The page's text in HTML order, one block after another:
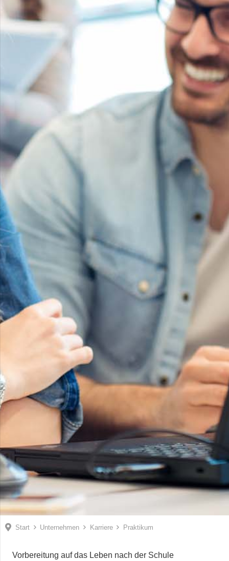
Start Unternehmen Karriere Praktikum
Vorbereitung auf das Leben nach der Schule